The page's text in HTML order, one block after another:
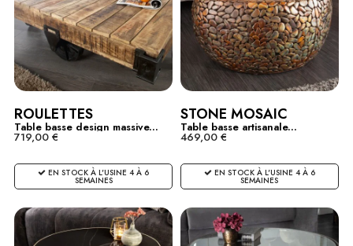
ROULETTES
Table basse design massive...
719,00 €
EN STOCK À L'USINE 4 À 6
SEMAINES
STONE MOSAIC
Table basse artisanale...
469,00 €
EN STOCK À L'USINE 4 À 6
SEMAINES